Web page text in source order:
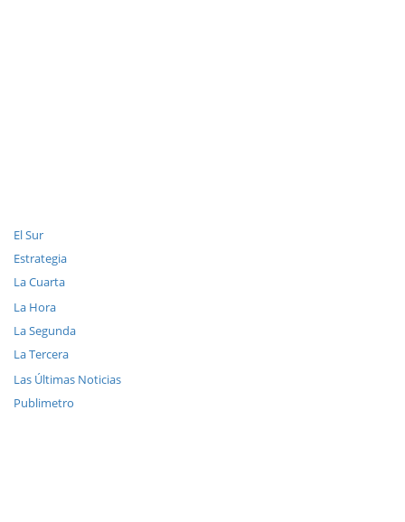
El Sur
Estrategia
La Cuarta
La Hora
La Segunda
La Tercera
Las Últimas Noticias
Publimetro